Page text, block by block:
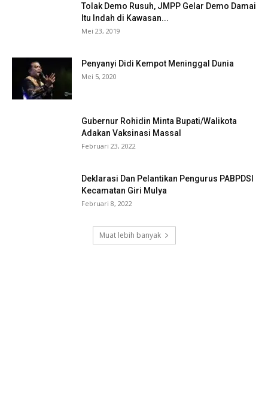
Tolak Demo Rusuh, JMPP Gelar Demo Damai
Itu Indah di Kawasan...
Mei 23, 2019
Penyanyi Didi Kempot Meninggal Dunia
Mei 5, 2020
Gubernur Rohidin Minta Bupati/Walikota
Adakan Vaksinasi Massal
Februari 23, 2022
Deklarasi Dan Pelantikan Pengurus PABPDSI
Kecamatan Giri Mulya
Februari 8, 2022
Muat lebih banyak